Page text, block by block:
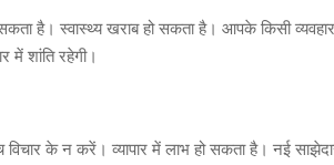
है। स्वास्थ्य खराब हो सकता है। आपके किसी
में शांति रहेगी।
के न करें। व्यापार में लाभ हो सकता है। नई